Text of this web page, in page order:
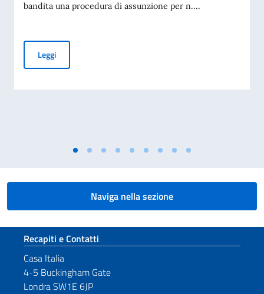
bandita una procedura di assunzione per n....
LeggiAVVISO ASSUNZIONE DI 1 IMPIEGATO/A A CONTRATTO
Naviga nella sezione
Sezione footer
Recapiti e Contatti
Casa Italia
4-5 Buckingham Gate
Londra SW1E 6JP